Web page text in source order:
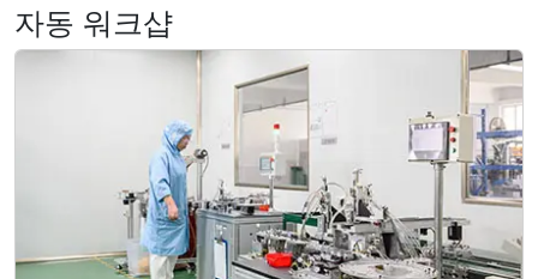
자동 워크샵